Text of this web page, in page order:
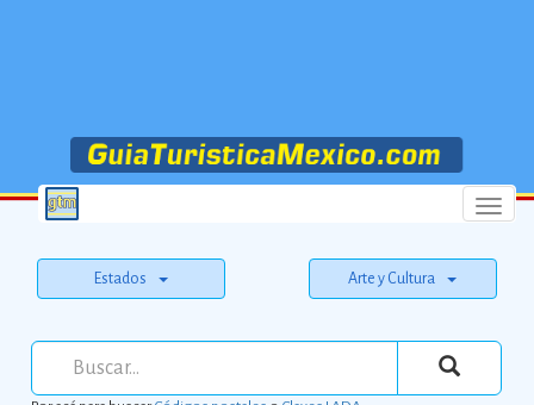
Menu
Estados Arte y Cultura